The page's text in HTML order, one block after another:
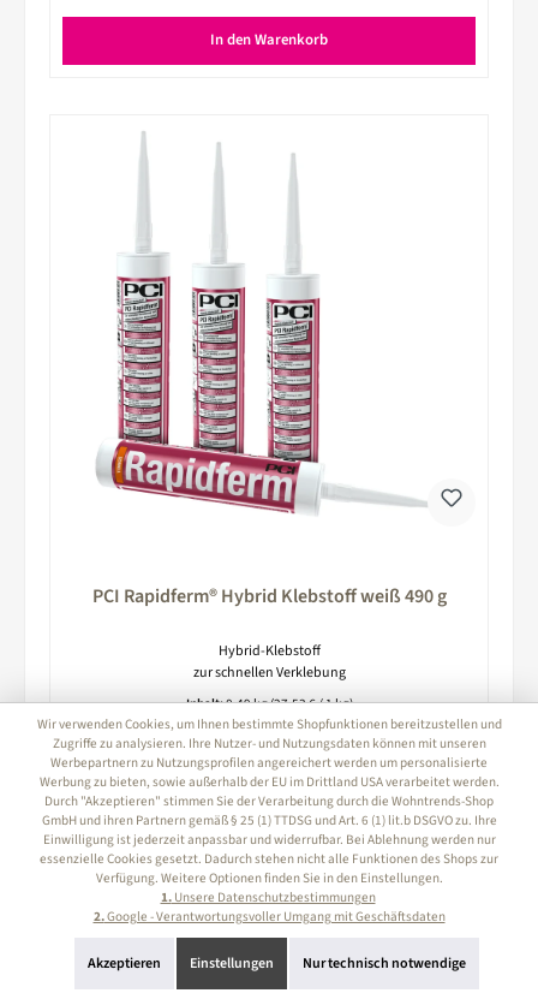
In den Warenkorb
PCI Rapidferm® Hybrid Klebstoff weiß 490 g
Hybrid-Klebstoff
zur schnellen Verklebung
Inhalt:0.49 kg(27,53 € / 1 kg)
Regulärer Preis:
13,49 €
Preise inkl. MwSt. zzgl. Versandkosten
In den Warenkorb
Seite
1 Seite
2
Wir verwenden Cookies, um Ihnen bestimmte Shopfunktionen bereitzustellen und
Zugriffe zu analysieren. Ihre Nutzer- und Nutzungsdaten können mit unseren
Werbepartnern zu Nutzungsprofilen angereichert werden um personalisierte
Werbung zu bieten, sowie außerhalb der EU im Drittland USA verarbeitet werden.
Durch "Akzeptieren" stimmen Sie der Verarbeitung durch die Wohntrends-Shop
GmbH und ihren Partnern gemäß § 25 (1) TTDSG und Art. 6 (1) lit.b DSGVO zu. Ihre
Einwilligung ist jederzeit anpassbar und widerrufbar. Bei Ablehnung werden nur
essenzielle Cookies gesetzt. Dadurch stehen nicht alle Funktionen des Shops zur
Verfügung. Weitere Optionen finden Sie in den Einstellungen.
1.Unsere Datenschutzbestimmungen
2.Google - Verantwortungsvoller Umgang mit Geschäftsdaten
Akzeptieren Einstellungen Nur technisch notwendige